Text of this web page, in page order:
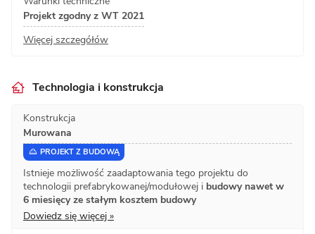
Projekt zgodny z WT 2021
Więcej szczegółów
Technologia i konstrukcja
Konstrukcja
Murowana
PROJEKT Z BUDOWĄ
Istnieje możliwość zaadaptowania tego projektu do
technologii prefabrykowanej/modułowej i budowy nawet w
6 miesięcy ze stałym kosztem budowy
Dowiedz się więcej »